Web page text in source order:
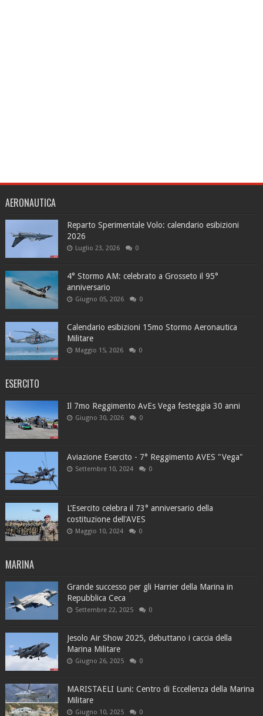
AERONAUTICA
Reparto Sperimentale Volo: calendario esibizioni
2026
Luglio 23, 2026 0
4° Stormo AM: celebrato a Grosseto il 95°
anniversario
Giugno 05, 2026 0
Calendario esibizioni 15mo Stormo Aeronautica
Militare
Maggio 15, 2026 0
ESERCITO
Il 7mo Reggimento AvEs Vega festeggia 30 anni
Giugno 30, 2026 0
Aviazione Esercito - 7° Reggimento AVES "Vega"
Settembre 10, 2024 0
L’Esercito celebra il 73° anniversario della
costituzione dell'AVES
Maggio 10, 2024 0
MARINA
Grande successo per gli Harrier della Marina in
Repubblica Ceca
Settembre 22, 2025 0
Jesolo Air Show 2025, debuttano i caccia della
Marina Militare
Giugno 26, 2025 0
MARISTAELI Luni: Centro di Eccellenza della Marina
Militare
Giugno 10, 2025 0